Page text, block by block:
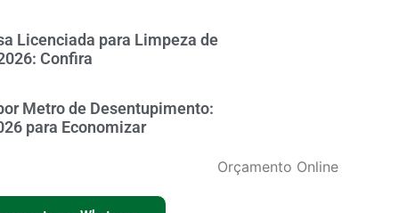
Licenciada para Limpeza de
Confira
Metro de Desentupimento:
para Economizar